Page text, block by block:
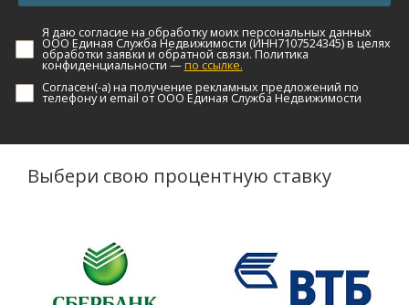
Я даю согласие на обработку моих персональных данных
ООО Единая Служба Недвижимости (ИНН7107524345) в целях
обработки заявки и обратной связи. Политика
конфиденциальности — по ссылке.
Согласен(-а) на получение рекламных предложений по
телефону и email от ООО Единая Служба Недвижимости
Выбери свою процентную ставку